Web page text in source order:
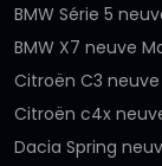
BMW Série 5
BMW X7 neuve
Citroën C3
Citroën c4x
Dacia Spring